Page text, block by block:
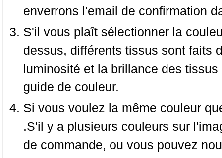
enverrons l'email de confirmation
S'il vous plaît sélectionner la
dessus, différents tissus sont faits
luminosité et la brillance des
guide de couleur.
Si vous voulez la même couleur
.S'il y a plusieurs couleurs sur
de commande, ou vous pouvez